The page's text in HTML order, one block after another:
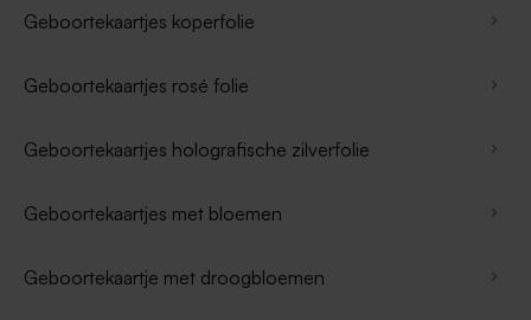
Geboortekaartjes koperfolie
Geboortekaartjes rosé folie
Geboortekaartjes holografische zilverfolie
Geboortekaartjes met bloemen
Geboortekaartje met droogbloemen